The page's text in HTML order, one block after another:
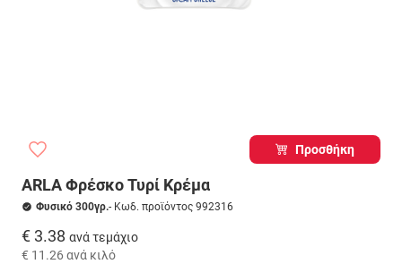
Προσθήκη
ARLA Φρέσκο Τυρί Κρέμα
Φυσικό 300γρ.- Κωδ. προϊόντος 992316
€ 3.38 ανά τεμάχιο
€ 11.26 ανά κιλό